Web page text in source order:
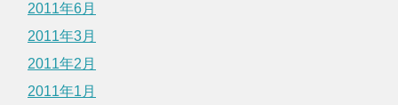
2011年6月
2011年3月
2011年2月
2011年1月